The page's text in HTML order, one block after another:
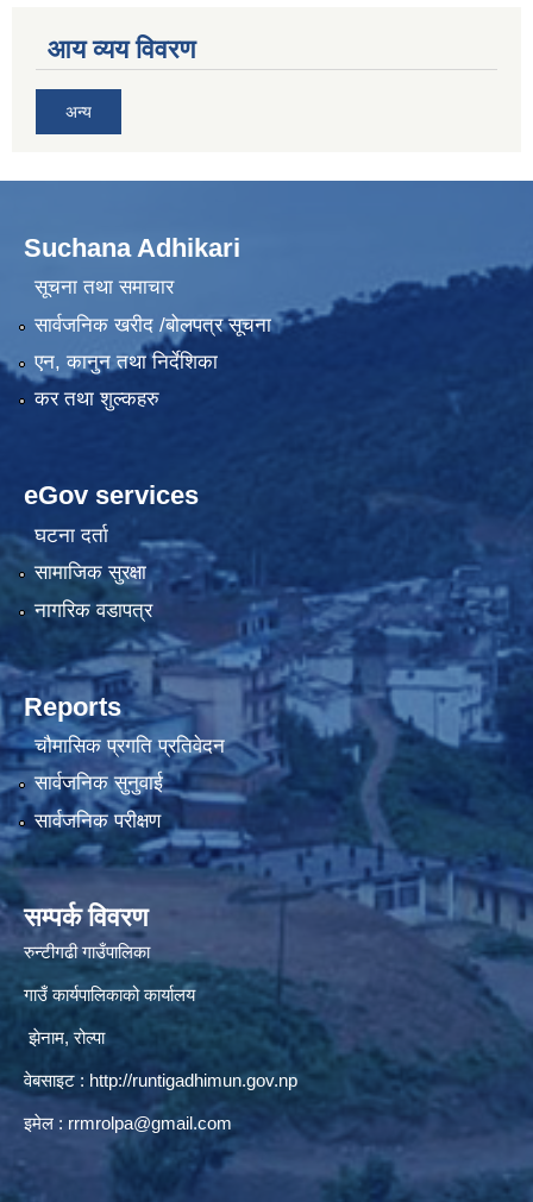
आय व्यय विवरण
अन्य
Suchana Adhikari
सूचना तथा समाचार
सार्वजनिक खरीद /बोलपत्र सूचना
एन, कानुन तथा निर्देशिका
कर तथा शुल्कहरु
eGov services
घटना दर्ता
सामाजिक सुरक्षा
नागरिक वडापत्र
Reports
चौमासिक प्रगति प्रतिवेदन
सार्वजनिक सुनुवाई
सार्वजनिक परीक्षण
सम्पर्क विवरण
रुन्टीगढी गाउँपालिका
गाउँ कार्यपालिकाको कार्यालय
झेनाम, रोल्पा
वेबसाइट : http://runtigadhimun.gov.np
इमेल : rrmrolpa@gmail.com